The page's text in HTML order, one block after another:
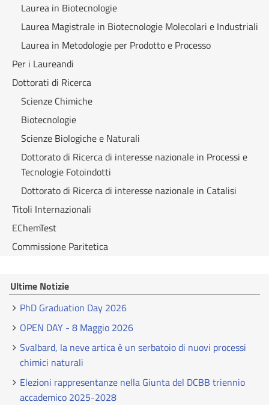
Laurea in Biotecnologie
Laurea Magistrale in Biotecnologie Molecolari e Industriali
Laurea in Metodologie per Prodotto e Processo
Per i Laureandi
Dottorati di Ricerca
Scienze Chimiche
Biotecnologie
Scienze Biologiche e Naturali
Dottorato di Ricerca di interesse nazionale in Processi e
Tecnologie Fotoindotti
Dottorato di Ricerca di interesse nazionale in Catalisi
Titoli Internazionali
EChemTest
Commissione Paritetica
Ultime Notizie
PhD Graduation Day 2026
OPEN DAY - 8 Maggio 2026
Svalbard, la neve artica è un serbatoio di nuovi processi
chimici naturali
Elezioni rappresentanze nella Giunta del DCBB triennio
accademico 2025-2028